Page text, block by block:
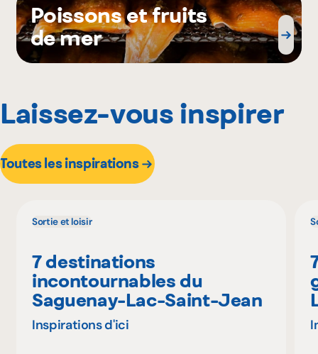
Poissons et fruits
de mer
Laissez-vous inspirer
Toutes les inspirations
Sortie et loisir
7 destinations
incontournables du
Saguenay-Lac-Saint-Jean
Inspirations d'ici